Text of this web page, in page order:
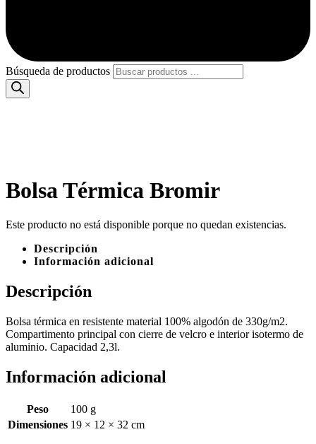
Búsqueda de productos
Bolsa Térmica Bromir
Este producto no está disponible porque no quedan existencias.
Descripción
Información adicional
Descripción
Bolsa térmica en resistente material 100% algodón de 330g/m2.
Compartimento principal con cierre de velcro e interior isotermo de
aluminio. Capacidad 2,3l.
Información adicional
Peso
100 g
Dimensiones 19 × 12 × 32 cm